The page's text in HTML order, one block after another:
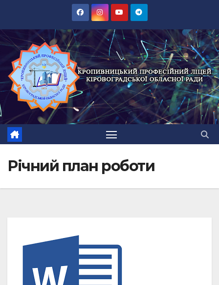
вмісту
Річний план роботи